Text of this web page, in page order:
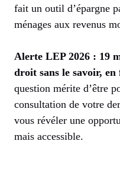
fait un outil d’épargne
ménages aux revenus
Alerte LEP 2026 : 19
droit sans le savoir,
question mérite d’être
consultation de votre
vous révéler une
mais accessible.